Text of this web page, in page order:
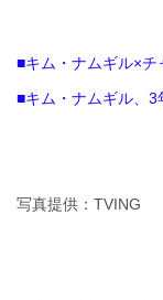
■キム・ナムギル×チ
■キム・ナムギル、3
写真提供：TVING